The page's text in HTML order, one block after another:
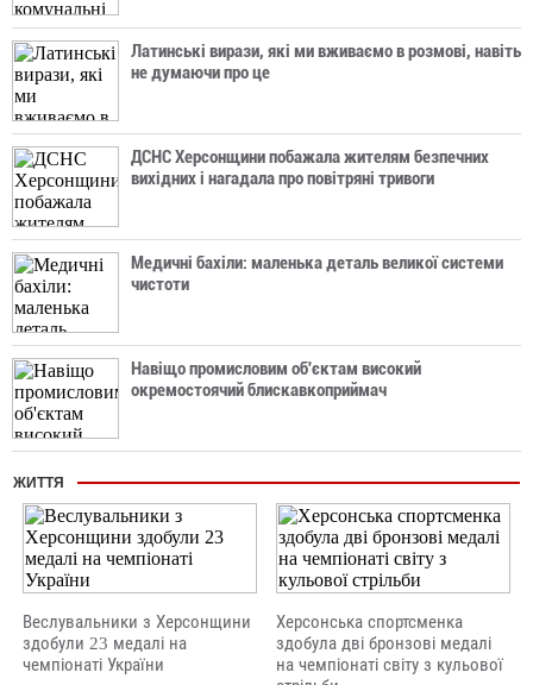
Латинські вирази, які ми вживаємо в розмові, навіть
не думаючи про це
ДСНС Херсонщини побажала жителям безпечних
вихідних і нагадала про повітряні тривоги
Медичні бахіли: маленька деталь великої системи
чистоти
Навіщо промисловим об'єктам високий
окремостоячий блискавкоприймач
ЖИТТЯ
Веслувальники з Херсонщини
здобули 23 медалі на
чемпіонаті України
Херсонська спортсменка
здобула дві бронзові медалі
на чемпіонаті світу з кульової